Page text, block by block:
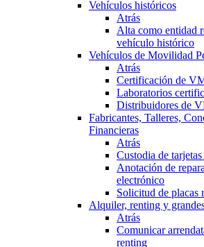
Vehículos históricos
Atrás
Alta como entidad
vehículo histórico
Vehículos de Movilidad
Atrás
Certificación de
Laboratorios
Distribuidores de
Fabricantes, Talleres,
Financieras
Atrás
Custodia de
Anotación de
electrónico
Solicitud de placas
Alquiler, renting y
Atrás
Comunicar
renting